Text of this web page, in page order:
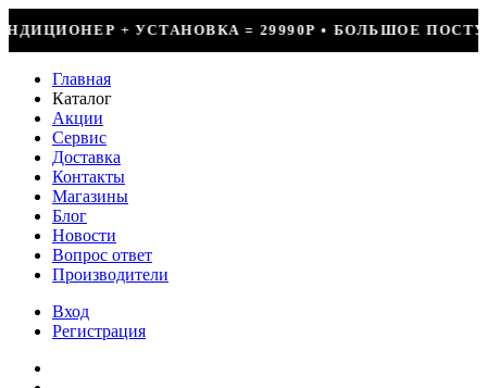
• БОЛЬШОЕ ПОСТУПЛЕНИЕ ФРЕОНА • СКИДКИ
Главная
Каталог
Акции
Сервис
Доставка
Контакты
Магазины
Блог
Новости
Вопрос ответ
Производители
Вход
Регистрация